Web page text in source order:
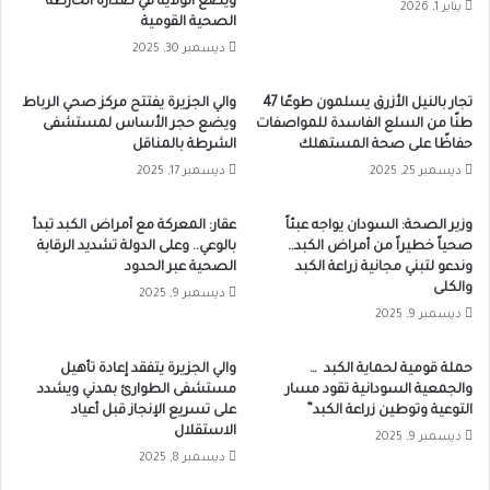
يناير 1, 2026
الصحية القومية
ديسمبر 30, 2025
تجار بالنيل الأزرق يسلمون طوعًا 47
طنًا من السلع الفاسدة للمواصفات
حفاظًا على صحة المستهلك
ديسمبر 25, 2025
والي الجزيرة يفتتح مركز صحي الرباط
ويضع حجر الأساس لمستشفى
الشرطة بالمناقل
ديسمبر 17, 2025
وزير الصحة: السودان يواجه عبئاً
صحياً خطيراً من أمراض الكبد..
وندعو لتبني مجانية زراعة الكبد
والكلى
ديسمبر 9, 2025
عقار: المعركة مع أمراض الكبد تبدأ
بالوعي.. وعلى الدولة تشديد الرقابة
الصحية عبر الحدود
ديسمبر 9, 2025
حملة قومية لحماية الكبد …
والجمعية السودانية تقود مسار
التوعية وتوطين زراعة الكبد”
ديسمبر 9, 2025
والي الجزيرة يتفقد إعادة تأهيل
مستشفى الطوارئ بمدني ويشدد
على تسريع الإنجاز قبل أعياد
الاستقلال
ديسمبر 8, 2025